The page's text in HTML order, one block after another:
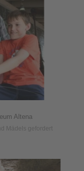
Altena
Mädels gefordert